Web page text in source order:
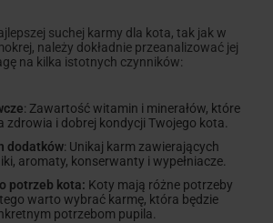
suchej karmy dla kota, tak jak w
należy dokładnie przeanalizować jej
na kilka istotnych czynników:
: Zawartość witamin i minerałów, które
zdrowia i dobrej kondycji Twojego kota.
dodatków: Unikaj karm zawierających
aromaty, konserwanty i wypełniacze.
potrzeb kota: Koty mają różne potrzeby
warto wybrać karmę, która będzie
potrzebom pupila.